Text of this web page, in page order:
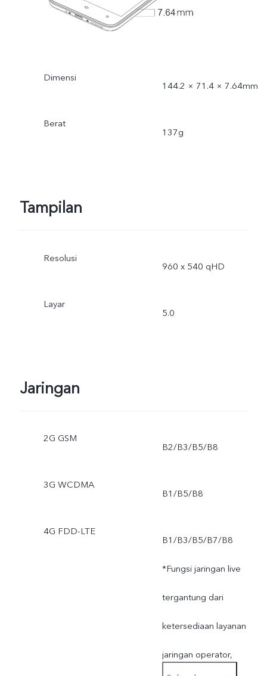
Dimensi
144.2 × 71.4 × 7.64mm
Berat
137g
Tampilan
Resolusi
960 x 540 qHD
Layar
5.0
Jaringan
2G GSM
B2/B3/B5/B8
3G WCDMA
B1/B5/B8
4G FDD-LTE
B1/B3/B5/B7/B8
*Fungsi jaringan live
tergantung dari
ketersediaan layanan
jaringan operator,